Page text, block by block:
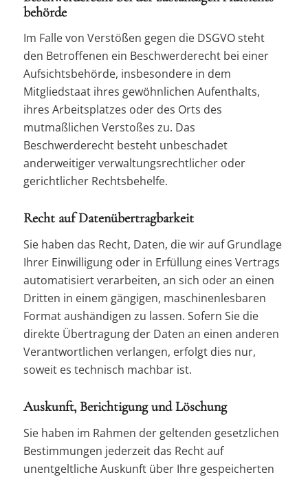
behörde
Im Falle von Verstößen gegen die DSGVO steht
den Betroffenen ein Beschwerderecht bei einer
Aufsichtsbehörde, insbesondere in dem
Mitgliedstaat ihres gewöhnlichen Aufenthalts,
ihres Arbeitsplatzes oder des Orts des
mutmaßlichen Verstoßes zu. Das
Beschwerderecht besteht unbeschadet
anderweitiger verwaltungsrechtlicher oder
gerichtlicher Rechtsbehelfe.
Recht auf Daten­übertrag­barkeit
Sie haben das Recht, Daten, die wir auf Grundlage
Ihrer Einwilligung oder in Erfüllung eines Vertrags
automatisiert verarbeiten, an sich oder an einen
Dritten in einem gängigen, maschinenlesbaren
Format aushändigen zu lassen. Sofern Sie die
direkte Übertragung der Daten an einen anderen
Verantwortlichen verlangen, erfolgt dies nur,
soweit es technisch machbar ist.
Auskunft, Berichtigung und Löschung
Sie haben im Rahmen der geltenden gesetzlichen
Bestimmungen jederzeit das Recht auf
unentgeltliche Auskunft über Ihre gespeicherten